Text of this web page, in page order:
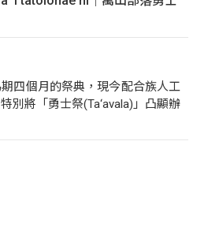
四個月的祭典，現今配合族人工
別將「勇士祭(Ta‘avala)」凸顯辦